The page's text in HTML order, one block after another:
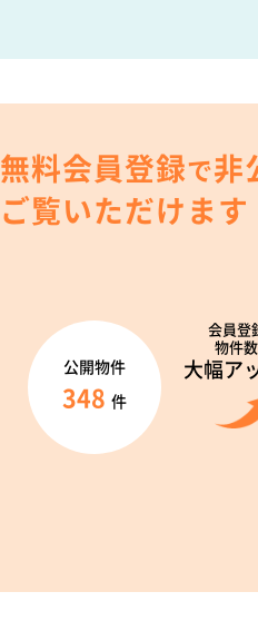
無料会員登録で非
ご覧いただけます
会員登
物件
大幅ア
公開物件
348 件